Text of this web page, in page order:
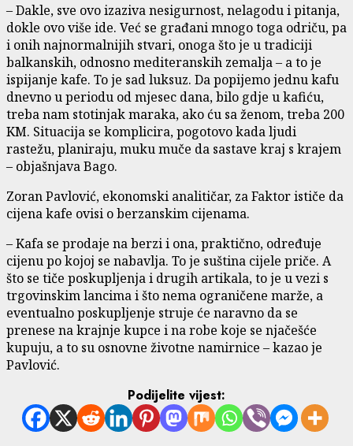
– Dakle, sve ovo izaziva nesigurnost, nelagodu i pitanja,
dokle ovo više ide. Već se građani mnogo toga odriču, pa
i onih najnormalnijih stvari, onoga što je u tradiciji
balkanskih, odnosno mediteranskih zemalja – a to je
ispijanje kafe. To je sad luksuz. Da popijemo jednu kafu
dnevno u periodu od mjesec dana, bilo gdje u kafiću,
treba nam stotinjak maraka, ako ću sa ženom, treba 200
KM. Situacija se komplicira, pogotovo kada ljudi
rastežu, planiraju, muku muče da sastave kraj s krajem
– objašnjava Bago.
Zoran Pavlović, ekonomski analitičar, za Faktor ističe da
cijena kafe ovisi o berzanskim cijenama.
– Kafa se prodaje na berzi i ona, praktično, određuje
cijenu po kojoj se nabavlja. To je suština cijele priče. A
što se tiče poskupljenja i drugih artikala, to je u vezi s
trgovinskim lancima i što nema ograničene marže, a
eventualno poskupljenje struje će naravno da se
prenese na krajnje kupce i na robe koje se njačešće
kupuju, a to su osnovne životne namirnice – kazao je
Pavlović.
Podijelite vijest: